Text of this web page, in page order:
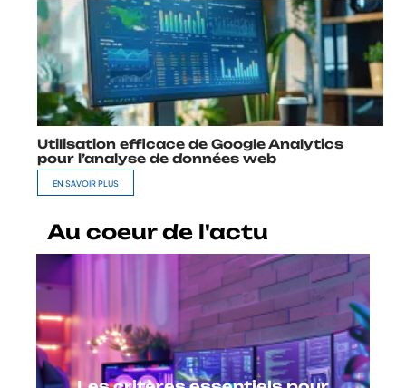
Utilisation efficace de Google Analytics
pour l’analyse de données web
EN SAVOIR PLUS
Au coeur de l'actu